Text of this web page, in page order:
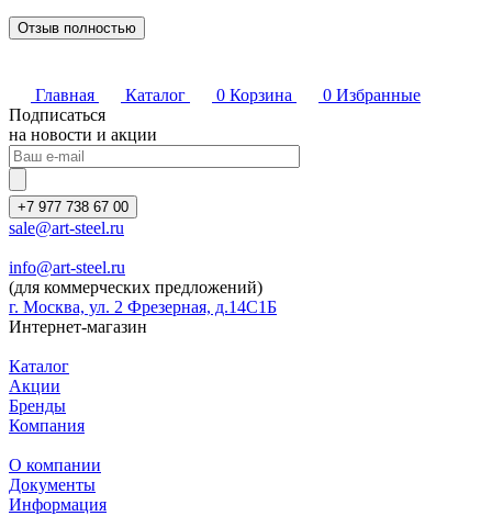
Отзыв полностью
Главная Каталог 0 Корзина 0 Избранные
Подписаться
на новости и акции
+7 977 738 67 00
sale@art-steel.ru
info@art-steel.ru
(для коммерческих предложений)
г. Москва, ул. 2 Фрезерная, д.14С1Б
Интернет-магазин
Каталог
Акции
Бренды
Компания
О компании
Документы
Информация